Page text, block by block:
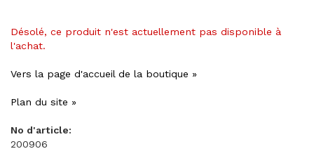
Désolé, ce produit n'est actuellement pas disponible à
l'achat.
Vers la page d'accueil de la boutique »
Plan du site »
No d'article:
200906